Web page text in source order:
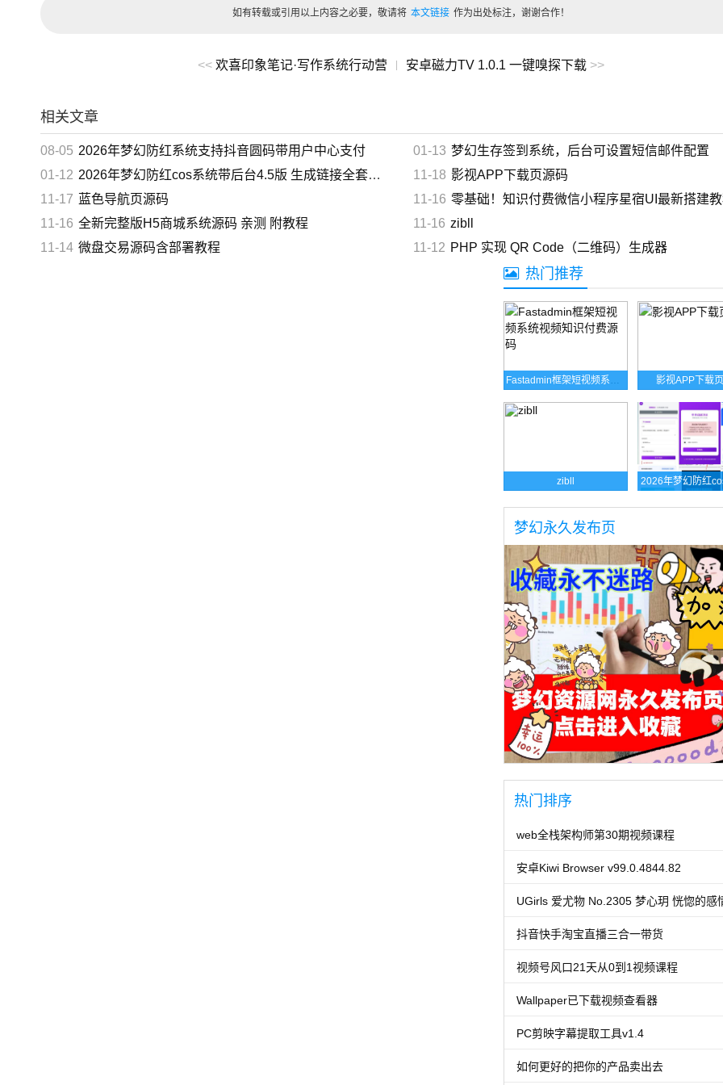
SETTINGS-LANGUAGE-Simplified Chinese
v1.0.65|容量3.38GB|官方简体中文|支持键盘.鼠标.手柄
百度网盘天翼网盘
您阅读本篇文章共花了： 0小时00分09秒
如有转载或引用以上内容之必要，敬请将 本文链接 作为出处标注，谢谢合作！
<< 欢喜印象笔记·写作系统行动营 安卓磁力TV 1.0.1 一键嗅探下载 >>
相关文章
08-05 2026年梦幻防红系统支持抖音圆码带用户中心支付 01-13 梦幻生存签到系统，后台可设置短信邮件配置
01-12 2026年梦幻防红cos系统带后台4.5版 生成链接全套防红 11-18 影视APP下载页源码
11-17 蓝色导航页源码 11-16 零基础！知识付费微信小程序星宿UI最新搭建教程，附带配
11-16 全新完整版H5商城系统源码 亲测 附教程 11-16 zibll
11-14 微盘交易源码含部署教程 11-12 PHP 实现 QR Code（二维码）生成器
热门推荐
Fastadmin框架短视频系统视频知识付费源码 影视APP下载
zibll
梦幻永久发布页
热门排序
web全栈架构师第30期视频课程
安卓Kiwi Browser v99.0.4844.82
UGirls 爱尤物 No.2305 梦心玥 恍惚的感
抖音快手淘宝直播三合一带货
视频号风口21天从0到1视频课程
Wallpaper已下载视频查看器
PC剪映字幕提取工具v1.4
如何更好的把你的产品卖出去